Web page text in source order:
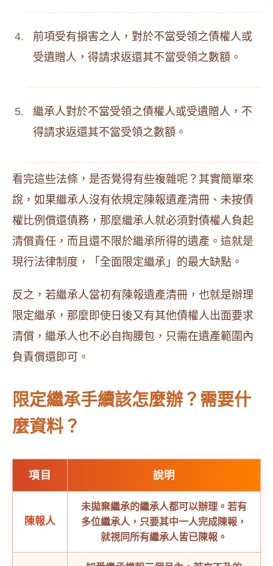
前項受有損害之人，對於不當受領之債權人或
受遺贈人，得請求返還其不當受領之數額。
繼承人對於不當受領之債權人或受遺贈人，不
得請求返還其不當受領之數額。
看完這些法條，是否覺得有些複雜呢？其實簡單來
說，如果繼承人沒有依規定陳報遺產清冊、未按債
權比例償還債務，那麼繼承人就必須對債權人負起
清償責任，而且還不限於繼承所得的遺產。這就是
現行法律制度，「全面限定繼承」的最大缺點。
反之，若繼承人當初有陳報遺產清冊，也就是辦理
限定繼承，那麼即使日後又有其他債權人出面要求
清償，繼承人也不必自掏腰包，只需在遺產範圍內
負責償還即可。
限定繼承手續該怎麼辦？需要什
麼資料？
項目 說明
陳報人
未拋棄繼承的繼承人都可以辦理。若有
多位繼承人，只要其中一人完成陳報，
就視同所有繼承人皆已陳報。